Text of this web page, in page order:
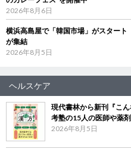
2026年8月6日
横浜高島屋で「韓国市場」がスター
が集結
2026年8月5日
ヘルスケア
現代書林から新刊『こ
考塾の15人の医師や薬
2026年8月5日